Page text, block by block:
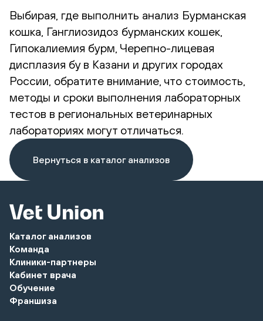
Выбирая, где выполнить анализ Бурманская
кошка, Ганглиозидоз бурманских кошек,
Гипокалиемия бурм, Черепно-лицевая
дисплазия бу в Казани и других городах
России, обратите внимание, что стоимость,
методы и сроки выполнения лабораторных
тестов в региональных ветеринарных
лабораториях могут отличаться.
Вернуться в каталог анализов
Каталог анализов
Команда
Клиники-партнеры
Кабинет врача
Обучение
Франшиза